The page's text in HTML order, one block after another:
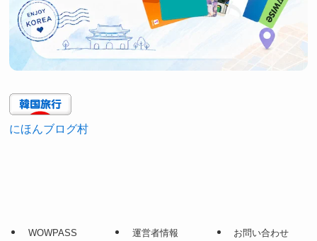
にほんブログ村
WOWPASS 運営者情報 お問い合わせ